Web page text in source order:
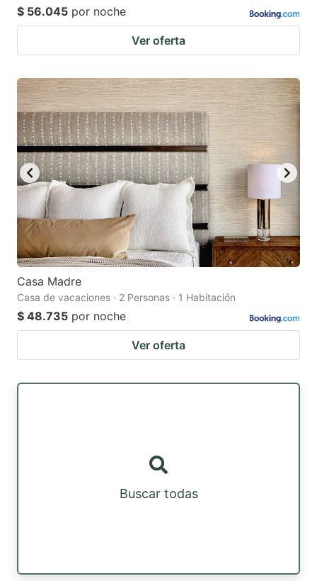
$ 56.045 por noche
Ver oferta
Casa Madre
Casa de vacaciones · 2 Personas · 1 Habitación
$ 48.735 por noche
Ver oferta
Buscar todas